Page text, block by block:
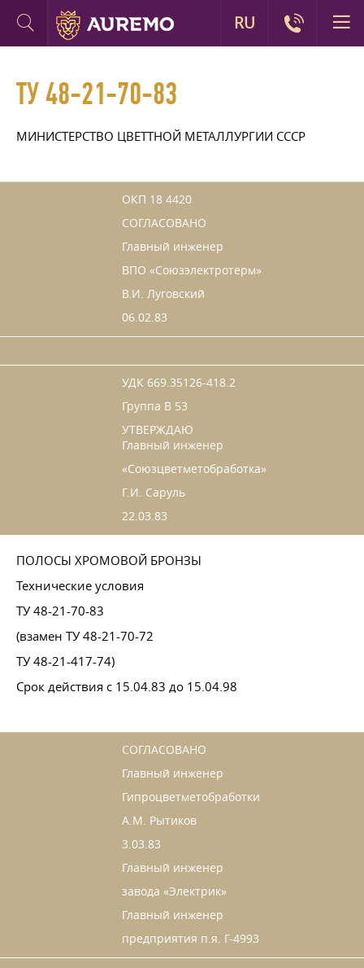
ТУ 48-21-70-83
МИНИСТЕРСТВО ЦВЕТТНОЙ МЕТАЛЛУРГИИ СССР
ОКП 18 4420
СОГЛАСОВАНО
Главный инженер
ВПО «Союзэлектротерм»
В.И. Луговский
06.02.83
УДК 669.35126-418.2
Группа В 53
УТВЕРЖДАЮ
Главный инженер
«Союзцветметобработка»
Г.И. Саруль
22.03.83
ПОЛОСЫ ХРОМОВОЙ БРОНЗЫ
Технические условия
ТУ 48-21-70-83
(взамен ТУ 48-21-70-72
ТУ 48-21-417-74)
Срок действия с 15.04.83 до 15.04.98
СОГЛАСОВАНО
Главный инженер
Гипроцветметобработки
А.М. Рытиков
3.03.83
Главный инженер
завода «Электрик»
Главный инженер
предприятия п.я. Г-4993
RU